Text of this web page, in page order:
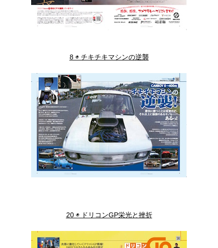
8 ◉ チキチキマシンの逆襲
20 ◉ ドリコンGP栄光と挫折